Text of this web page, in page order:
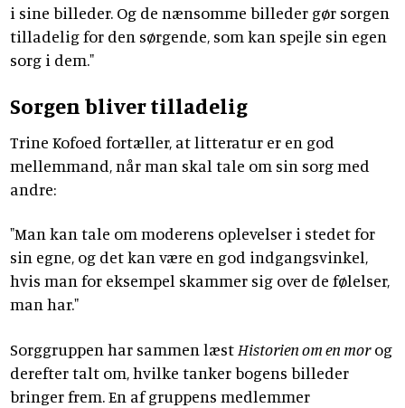
i sine billeder. Og de nænsomme billeder gør sorgen
tilladelig for den sørgende, som kan spejle sin egen
sorg i dem."
Sorgen bliver tilladelig
Trine Kofoed fortæller, at litteratur er en god
mellemmand, når man skal tale om sin sorg med
andre:
"Man kan tale om moderens oplevelser i stedet for
sin egne, og det kan være en god indgangsvinkel,
hvis man for eksempel skammer sig over de følelser,
man har."
Sorggruppen har sammen læst Historien om en morog
derefter talt om, hvilke tanker bogens billeder
bringer frem. En af gruppens medlemmer